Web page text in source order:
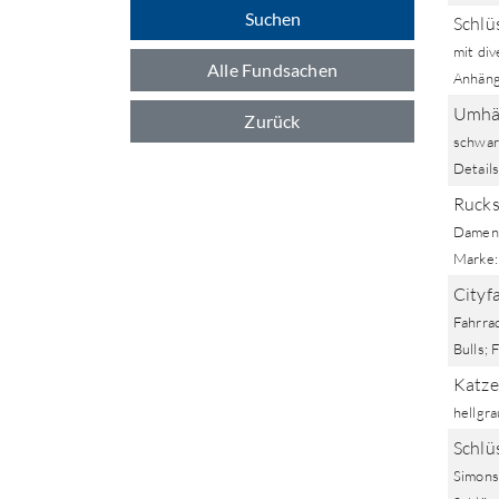
Suchen
Alle Fundsachen
Zurück
mit
Bulls;
Katze